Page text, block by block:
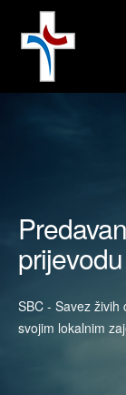
Traži...
SBC - Savez živih
svojim lokalnim